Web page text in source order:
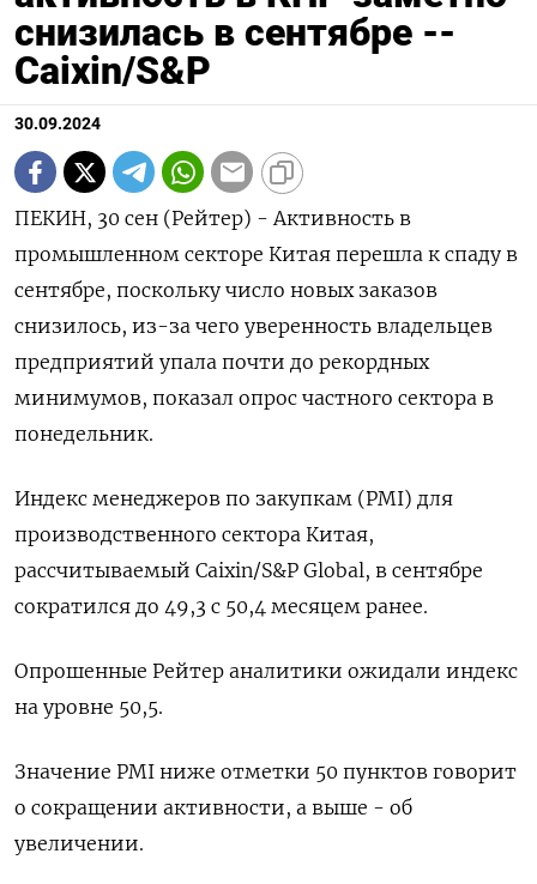
снизилась в сентябре --
Сaixin/S&P
30.09.2024
ПЕКИН, 30 сен (Рейтер) - Активность в
промышленном секторе Китая перешла к спаду в
сентябре, поскольку число новых заказов
снизилось, из-за чего уверенность владельцев
предприятий упала почти до рекордных
минимумов, показал опрос частного сектора в
понедельник.
Индекс менеджеров по закупкам (PMI) для
производственного сектора Китая,
рассчитываемый Сaixin/S&P Global, в сентябре
сократился до 49,3 с 50,4 месяцем ранее.
Опрошенные Рейтер аналитики ожидали индекс
на уровне 50,5.
Значение PMI ниже отметки 50 пунктов говорит
о сокращении активности, а выше - об
увеличении.